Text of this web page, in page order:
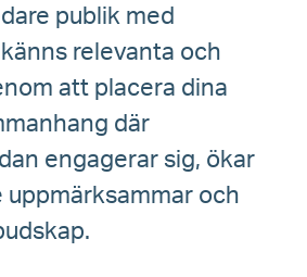
publik med
relevanta och
att placera dina
där
engagerar sig, ökar
uppmärksammar och